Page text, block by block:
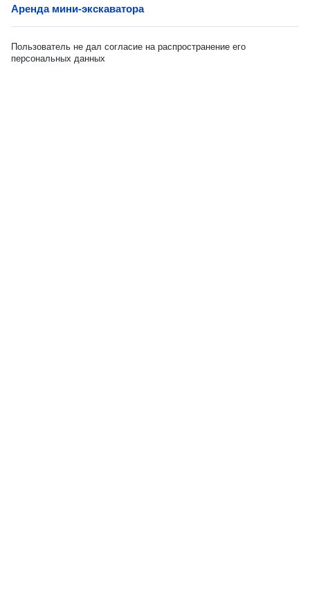
Аренда мини-экскаватора
Пользователь не дал согласие на распространение его
персональных данных